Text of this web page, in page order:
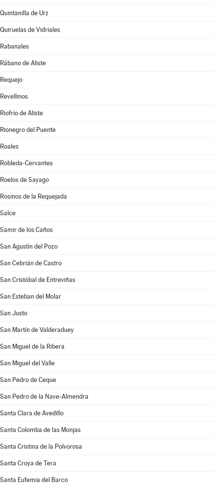
Quintanilla de Urz
Quiruelas de Vidriales
Rabanales
Rábano de Aliste
Requejo
Revellinos
Riofrío de Aliste
Rionegro del Puente
Roales
Robleda-Cervantes
Roelos de Sayago
Rosinos de la Requejada
Salce
Samir de los Caños
San Agustín del Pozo
San Cebrián de Castro
San Cristóbal de Entreviñas
San Esteban del Molar
San Justo
San Martín de Valderaduey
San Miguel de la Ribera
San Miguel del Valle
San Pedro de Ceque
San Pedro de la Nave-Almendra
Santa Clara de Avedillo
Santa Colomba de las Monjas
Santa Cristina de la Polvorosa
Santa Croya de Tera
Santa Eufemia del Barco